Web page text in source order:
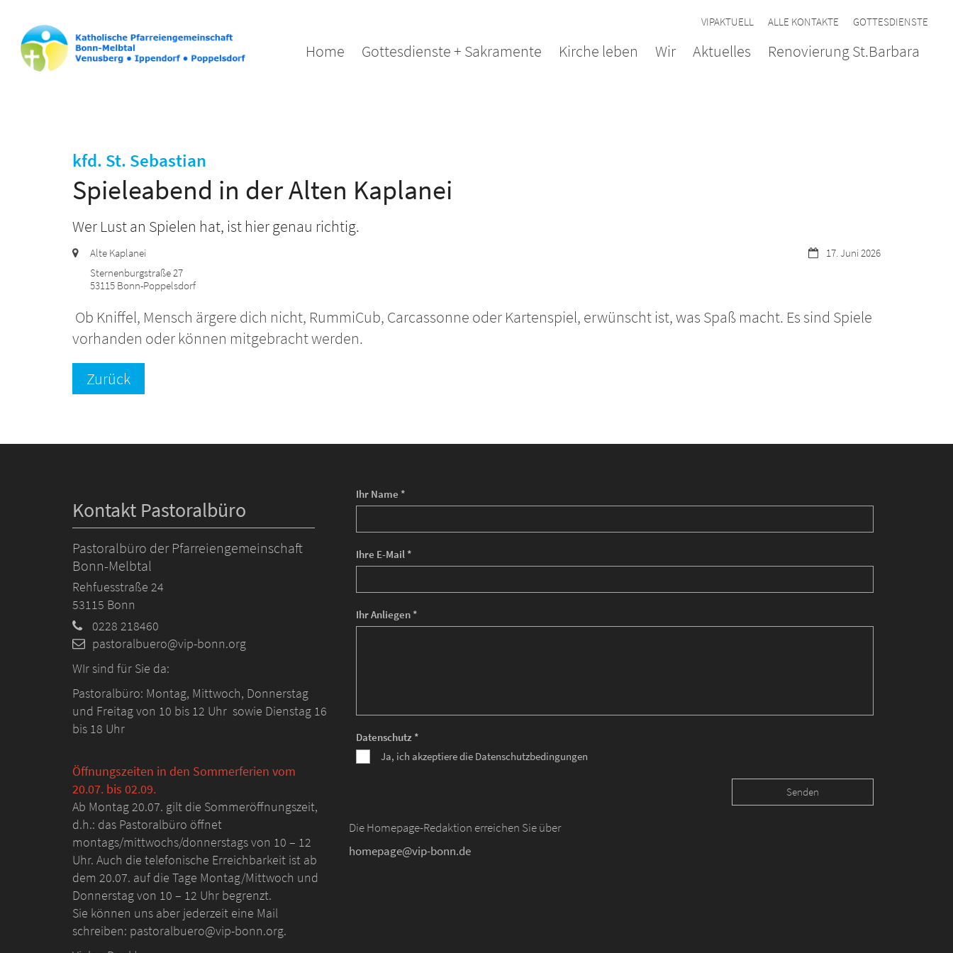
VIPAKTUELL ALLE KONTAKTE GOTTESDIENSTE
Home Gottesdienste + Sakramente Kirche leben Wir Aktuelles Renovierung St.Barbara
kfd. St. Sebastian
Spieleabend in der Alten Kaplanei
Wer Lust an Spielen hat, ist hier genau richtig.
Datum:17. Juni 2026
Ort:
Alte Kaplanei
Sternenburgstraße 27
53115 Bonn-Poppelsdorf
Ob Kniffel, Mensch ärgere dich nicht, RummiCub, Carcassonne oder Kartenspiel, erwünscht ist, was Spaß macht. Es sind Spiele
vorhanden oder können mitgebracht werden.
Zurück
Ihr Name *
Ihre E-Mail *
Ihr Anliegen *
Datenschutz *
Ja, ich akzeptiere die Datenschutzbedingungen
Die Homepage-Redaktion erreichen Sie über
homepage@vip-bonn.de
Kontakt Pastoralbüro
Pastoralbüro der Pfarreiengemeinschaft
Bonn-Melbtal
Rehfuesstraße 24
53115 Bonn
0228 218460
pastoralbuero@vip-bonn.org
WIr sind für Sie da:
Pastoralbüro: Montag, Mittwoch, Donnerstag
und Freitag von 10 bis 12 Uhr sowie Dienstag 16
bis 18 Uhr
Öffnungszeiten in den Sommerferien vom
20.07. bis 02.09.
Ab Montag 20.07. gilt die Sommeröffnungszeit,
d.h.: das Pastoralbüro öffnet
montags/mittwochs/donnerstags von 10 – 12
Uhr. Auch die telefonische Erreichbarkeit ist ab
dem 20.07. auf die Tage Montag/Mittwoch und
Donnerstag von 10 – 12 Uhr begrenzt.
Sie können uns aber jederzeit eine Mail
schreiben: pastoralbuero@vip-bonn.org.